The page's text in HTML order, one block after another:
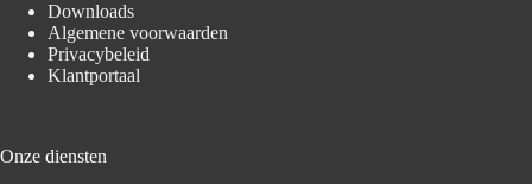
Downloads
Algemene voorwaarden
Privacybeleid
Klantportaal
Onze diensten